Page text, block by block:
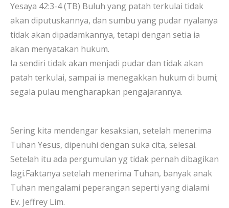
Yesaya 42:3-4 (TB) Buluh yang patah terkulai tidak
akan diputuskannya, dan sumbu yang pudar nyalanya
tidak akan dipadamkannya, tetapi dengan setia ia
akan menyatakan hukum.
Ia sendiri tidak akan menjadi pudar dan tidak akan
patah terkulai, sampai ia menegakkan hukum di bumi;
segala pulau mengharapkan pengajarannya.
Sering kita mendengar kesaksian, setelah menerima
Tuhan Yesus, dipenuhi dengan suka cita, selesai.
Setelah itu ada pergumulan yg tidak pernah dibagikan
lagi.Faktanya setelah menerima Tuhan, banyak anak
Tuhan mengalami peperangan seperti yang dialami
Ev. Jeffrey Lim.